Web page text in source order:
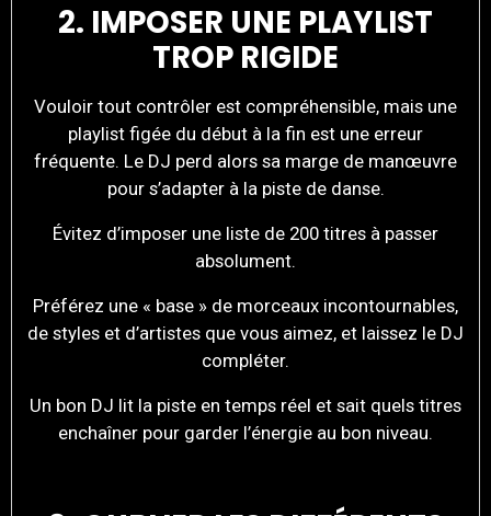
2. IMPOSER UNE PLAYLIST
TROP RIGIDE
Vouloir tout contrôler est compréhensible, mais une
playlist figée du début à la fin est une erreur
fréquente. Le DJ perd alors sa marge de manœuvre
pour s’adapter à la piste de danse.
Évitez d’imposer une liste de 200 titres à passer
absolument.
Préférez une « base » de morceaux incontournables,
de styles et d’artistes que vous aimez, et laissez le DJ
compléter.
Un bon DJ lit la piste en temps réel et sait quels titres
enchaîner pour garder l’énergie au bon niveau.